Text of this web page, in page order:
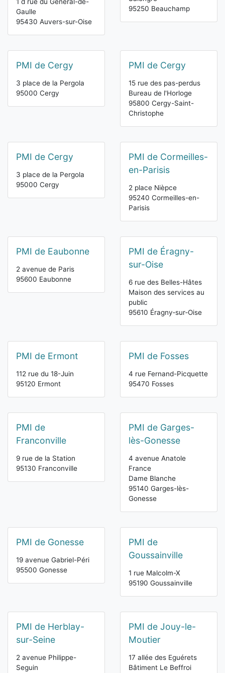
1 d rue du Général-de-
Gaulle
95430 Auvers-sur-Oise
95250 Beauchamp
PMI de Cergy
3 place de la Pergola
95000 Cergy
PMI de Cergy
15 rue des pas-perdus
Bureau de l'Horloge
95800 Cergy-Saint-
Christophe
PMI de Cergy
3 place de la Pergola
95000 Cergy
PMI de Cormeilles-
en-Parisis
2 place Nièpce
95240 Cormeilles-en-
Parisis
PMI de Eaubonne
2 avenue de Paris
95600 Eaubonne
PMI de Éragny-
sur-Oise
6 rue des Belles-Hâtes
Maison des services au
public
95610 Éragny‑sur‑Oise
PMI de Ermont
112 rue du 18-Juin
95120 Ermont
PMI de Fosses
4 rue Fernand-Picquette
95470 Fosses
PMI de
Franconville
9 rue de la Station
95130 Franconville
PMI de Garges-
lès-Gonesse
4 avenue Anatole
France
Dame Blanche
95140 Garges-lès-
Gonesse
PMI de Gonesse
19 avenue Gabriel-Péri
95500 Gonesse
PMI de
Goussainville
1 rue Malcolm-X
95190 Goussainville
PMI de Herblay-
sur-Seine
2 avenue Philippe-
Seguin
PMI de Jouy-le-
Moutier
17 allée des Eguérets
Bâtiment Le Beffroi